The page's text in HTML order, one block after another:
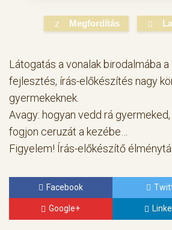
Megfordítás
Látogatás a vonalak birodalmába
fejlesztés, írás-előkészítés nagy
gyermekeknek.
Avagy: hogyan vedd rá
fogjon ceruzát a kezébe…
Figyelem! Írás-előkészítő
Facebook
Google+